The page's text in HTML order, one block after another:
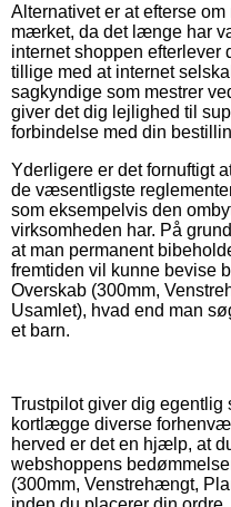
Alternativet er at efterse
mærket, da det længe har
internet shoppen
tillige med at internet
sagkyndige som mestrer
giver det dig lejlighed til
forbindelse med din
Yderligere er det fornuftigt
de væsentligste
som eksempelvis den
virksomheden har. På
at man permanent
fremtiden vil kunne bevise
Overskab (300mm,
Usamlet), hvad end man
et barn.
Trustpilot giver dig egentlig
kortlægge diverse
herved er det en hjælp, at
webshoppens
(300mm, Venstrehængt,